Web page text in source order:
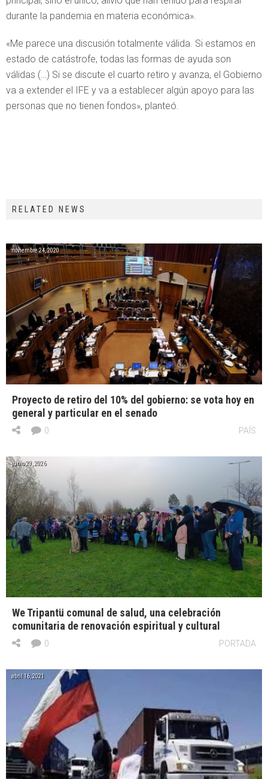
durante la pandemia en materia económica».
«Me parece una discusión totalmente válida. Si estamos en
estado de catástrofe, todas las formas de ayuda son
válidas (…) Si se discute el cuarto retiro y avanza, el Gobierno
va a extender el IFE y va a establecer algún apoyo para las
personas que no tienen fondos», planteó.
RELATED NEWS
noviembre 24, 2020
Proyecto de retiro del 10% del gobierno: se vota hoy en
general y particular en el senado
PAÍS
0
junio 29, 2026
We Tripantü comunal de salud, una celebración
comunitaria de renovación espiritual y cultural
PORTADA
0
abril 16, 2021